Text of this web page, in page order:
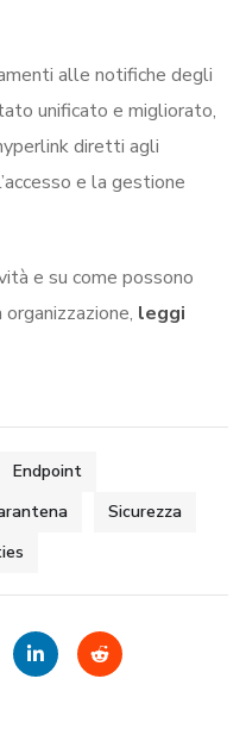
alle notifiche degli
unificato e migliorato,
diretti agli
e la gestione
e su come possono
leggi
Endpoint
Sicurezza